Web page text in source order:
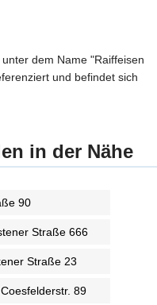
dem Name "Raiffeisen
und befindet sich
in der Nähe
90
Straße 666
Straße 23
89